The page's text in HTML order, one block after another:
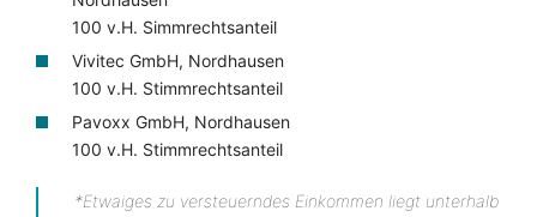
100 v.H. Simmrechtsanteil
Vivitec GmbH, Nordhausen
100 v.H. Stimmrechtsanteil
Pavoxx GmbH, Nordhausen
100 v.H. Stimmrechtsanteil
*Etwaiges zu versteuerndes Einkommen liegt unterhalb